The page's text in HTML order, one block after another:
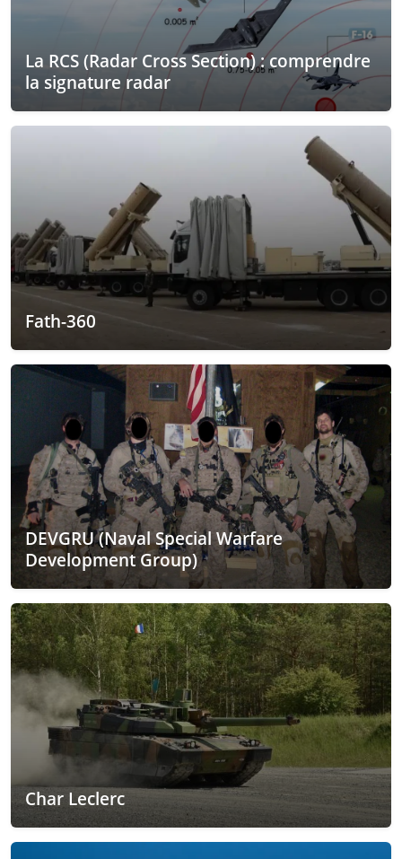
La RCS (Radar Cross Section) : comprendre
la signature radar
Fath-360
DEVGRU (Naval Special Warfare
Development Group)
Char Leclerc